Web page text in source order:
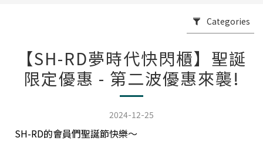
Categories
【SH-RD夢時代快閃櫃】聖誕
限定優惠 - 第二波優惠來襲!
2024-12-25
SH-RD的會員們聖誕節快樂～